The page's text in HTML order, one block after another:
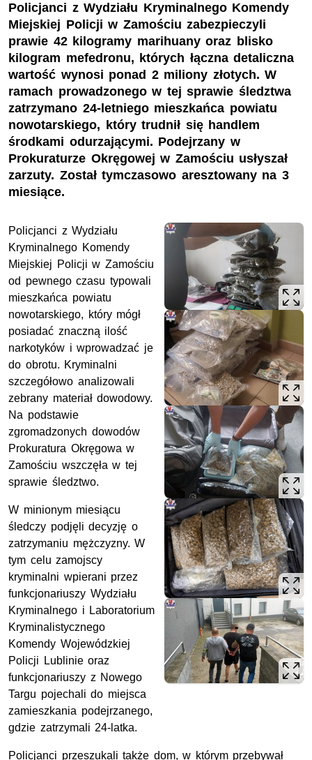
Policjanci z Wydziału Kryminalnego Komendy
Miejskiej Policji w Zamościu zabezpieczyli
prawie 42 kilogramy marihuany oraz blisko
kilogram mefedronu, których łączna detaliczna
wartość wynosi ponad 2 miliony złotych. W
ramach prowadzonego w tej sprawie śledztwa
zatrzymano 24-letniego mieszkańca powiatu
nowotarskiego, który trudnił się handlem
środkami odurzającymi. Podejrzany w
Prokuraturze Okręgowej w Zamościu usłyszał
zarzuty. Został tymczasowo aresztowany na 3
miesiące.
Policjanci z Wydziału
Kryminalnego Komendy
Miejskiej Policji w Zamościu
od pewnego czasu typowali
mieszkańca powiatu
nowotarskiego, który mógł
posiadać znaczną ilość
narkotyków i wprowadzać je
do obrotu. Kryminalni
szczegółowo analizowali
zebrany materiał dowodowy.
Na podstawie
zgromadzonych dowodów
Prokuratura Okręgowa w
Zamościu wszczęła w tej
sprawie śledztwo.
W minionym miesiącu
śledczy podjęli decyzję o
zatrzymaniu mężczyzny. W
tym celu zamojscy
kryminalni wpierani przez
funkcjonariuszy Wydziału
Kryminalnego i Laboratorium
Kryminalistycznego
Komendy Wojewódzkiej
Policji Lublinie oraz
funkcjonariuszy z Nowego
Targu pojechali do miejsca
zamieszkania podejrzanego,
gdzie zatrzymali 24-latka.
Policjanci przeszukali także dom, w którym przebywał